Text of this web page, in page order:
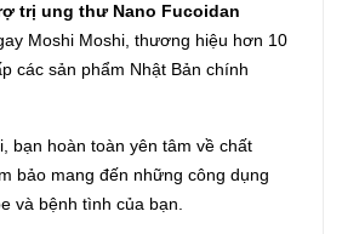
trị ung thư Nano Fucoidan
Moshi Moshi, thương hiệu hơn 10
các sản phẩm Nhật Bản chính
bạn hoàn toàn yên tâm về chất
bảo mang đến những công dụng
và bệnh tình của bạn.